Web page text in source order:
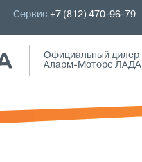
Сервис +7 (812) 470-96-79
Официальный дилер
Аларм-Моторс ЛАДА